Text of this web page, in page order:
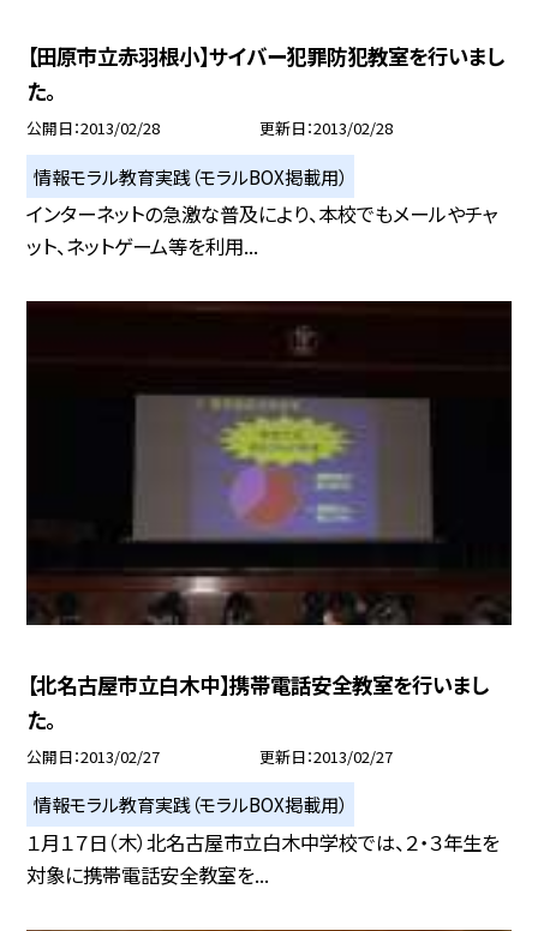
【田原市立赤羽根小】サイバー犯罪防犯教室を行いまし
た。
公開日 2013/02/28 更新日 2013/02/28
情報モラル教育実践（モラルBOX掲載用）
インターネットの急激な普及により、本校でもメールやチャ
ット、ネットゲーム等を利用...
【北名古屋市立白木中】携帯電話安全教室を行いまし
た。
公開日 2013/02/27 更新日 2013/02/27
情報モラル教育実践（モラルBOX掲載用）
１月１７日（木）北名古屋市立白木中学校では、２・３年生を
対象に携帯電話安全教室を...